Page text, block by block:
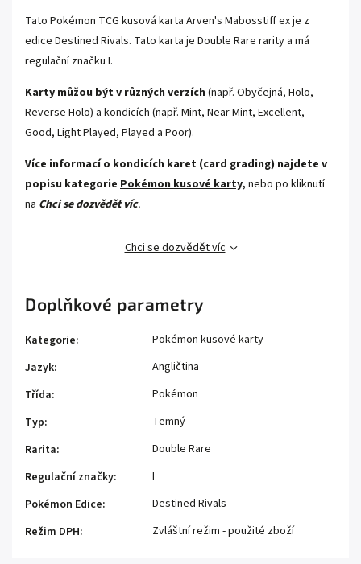
Tato Pokémon TCG kusová karta Arven's Mabosstiff ex je z
edice Destined Rivals. Tato karta je Double Rare rarity a má
regulační značku I.
Karty můžou být v různých verzích (např. Obyčejná, Holo,
Reverse Holo) a kondicích (např. Mint, Near Mint, Excellent,
Good, Light Played, Played a Poor).
Více informací o kondicích karet (card grading) najdete v
popisu kategorie Pokémon kusové karty, nebo po kliknutí
na Chci se dozvědět víc.
Chci se dozvědět víc
Doplňkové parametry
Kategorie:
Pokémon kusové karty
Jazyk:
Angličtina
Třída:
Pokémon
Typ:
Temný
Rarita:
Double Rare
Regulační značky:
I
Pokémon Edice:
Destined Rivals
Režim DPH: Zvláštní režim - použité zboží